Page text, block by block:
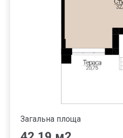
Загальна площа